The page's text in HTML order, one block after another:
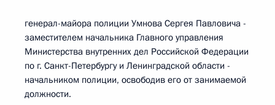
генерал-майора полиции Умнова Сергея Павловича -
заместителем начальника Главного управления
Министерства внутренних дел Российской Федерации
по г. Санкт-Петербургу и Ленинградской области -
начальником полиции, освободив его от занимаемой
должности.